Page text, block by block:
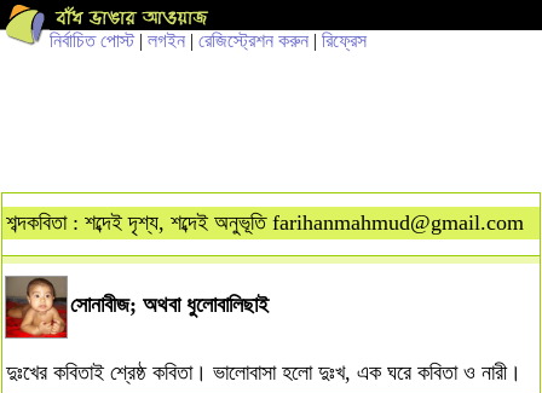
নির্বাচিত পোস্ট| লগইন | রেজিস্ট্রেশন করুন | রিফ্রেস
শব্দকবিতা : শব্দেই দৃশ্য, শব্দেই অনুভূতি farihanmahmud@gmail.com
সোনাবীজ; অথবা ধুলোবালিছাই
দুঃখের কবিতাই শ্রেষ্ঠ কবিতা। ভালোবাসা হলো দুঃখ, এক ঘরে কবিতা ও নারী।